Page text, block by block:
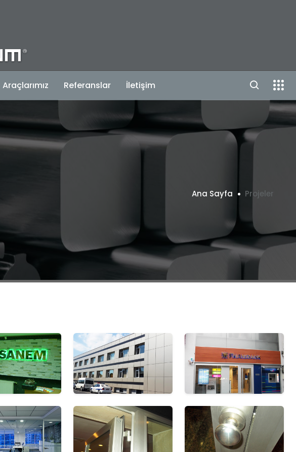
Araçlarımız Referanslar İletişim
Ana Sayfa Projeler